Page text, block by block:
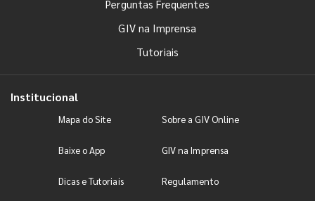
Perguntas Frequentes
GIV na Imprensa
Tutoriais
Institucional
Mapa do Site Sobre a GIV Online
Baixe o App GIV na Imprensa
Dicas e Tutoriais Regulamento